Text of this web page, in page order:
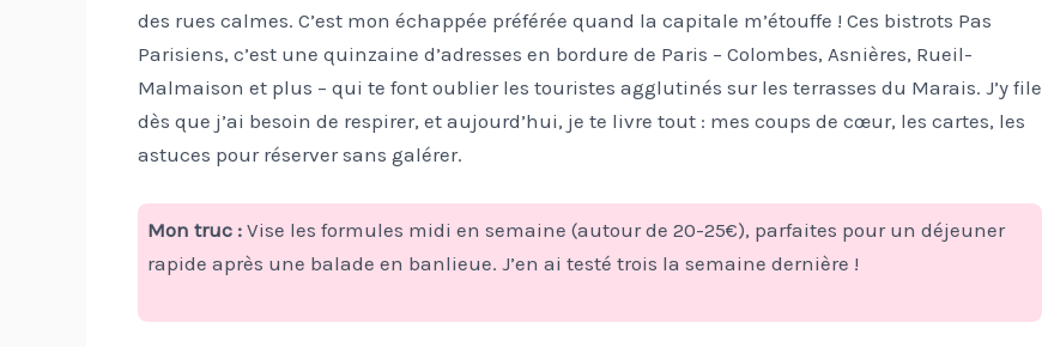
des rues calmes. C’est mon échappée préférée quand la capitale m’étouffe ! Ces bistrots Pas
Parisiens, c’est une quinzaine d’adresses en bordure de Paris – Colombes, Asnières, Rueil-
Malmaison et plus – qui te font oublier les touristes agglutinés sur les terrasses du Marais. J’y file
dès que j’ai besoin de respirer, et aujourd’hui, je te livre tout : mes coups de cœur, les cartes, les
astuces pour réserver sans galérer.
Mon truc :Vise les formules midi en semaine (autour de 20-25€), parfaites pour un déjeuner
rapide après une balade en banlieue. J’en ai testé trois la semaine dernière !